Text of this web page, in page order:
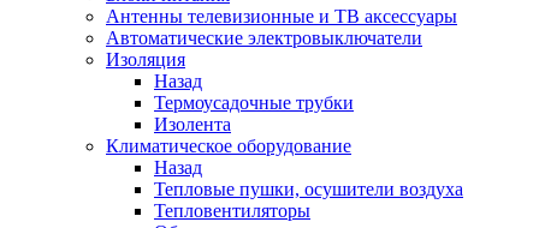
Антенны телевизионные и ТВ аксессуары
Автоматические электровыключатели
Изоляция
Назад
Термоусадочные трубки
Изолента
Климатическое оборудование
Назад
Тепловые пушки, осушители воздуха
Тепловентиляторы